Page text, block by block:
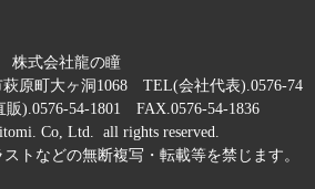
株式会社龍の瞳
萩原町大ヶ洞1068 TEL(会社代表).0576-74
).0576-54-1801 FAX.0576-54-1836
Co, Ltd. all rights reserved.
トなどの無断複写・転載等を禁じます。